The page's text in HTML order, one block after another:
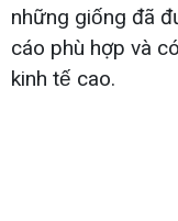
những giống đã
cáo phù hợp và
kinh tế cao.